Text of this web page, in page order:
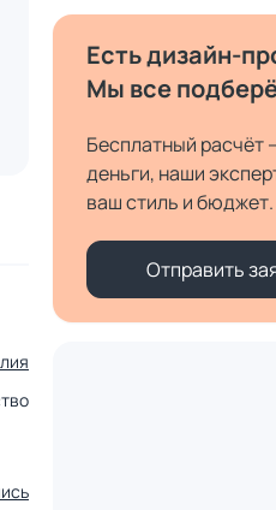
Есть дизайн-
Мы все
Бесплатный расчёт
деньги, наши
ваш стиль и бюджет.
Отправить